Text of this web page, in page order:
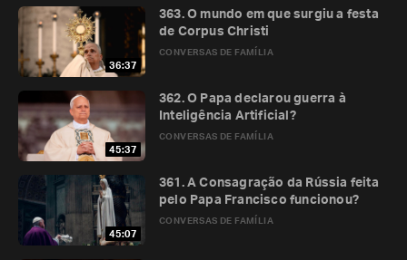
36:37
CONVERSAS DE FAMÍLIA
363. O mundo em que surgiu a festa
de Corpus Christi
45:37
CONVERSAS DE FAMÍLIA
362. O Papa declarou guerra à
Inteligência Artificial?
45:07
CONVERSAS DE FAMÍLIA
361. A Consagração da Rússia feita
pelo Papa Francisco funcionou?